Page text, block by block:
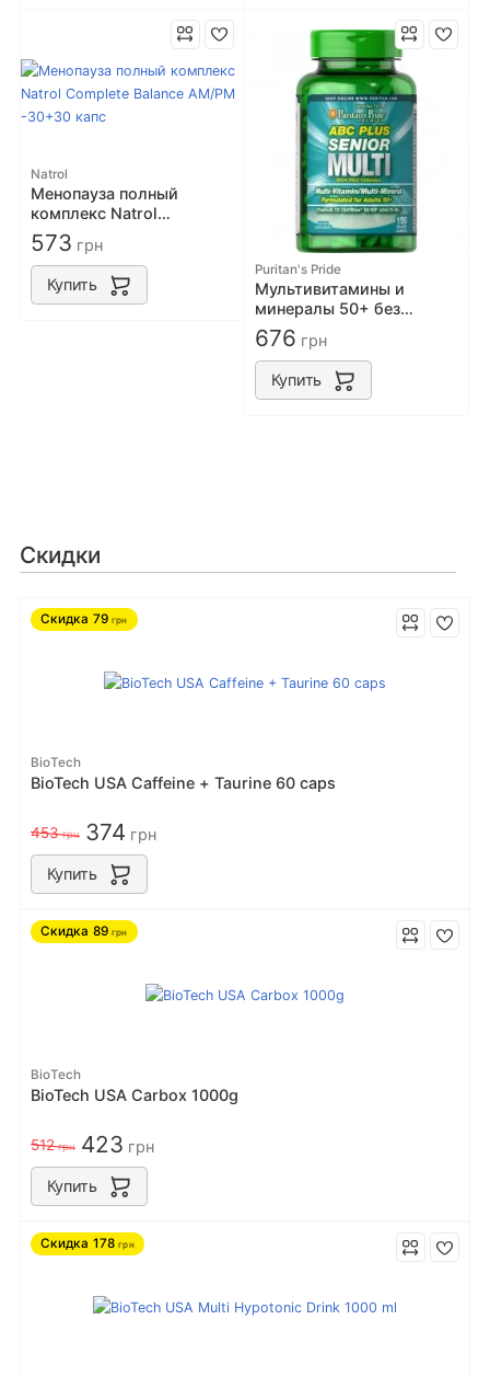
Natrol
Менопауза полный
комплекс Natrol
Complete Balance AM/PM
-30+30 капс
573 грн
Купить
Puritan's Pride
Мультивитамины и
минералы 50+ без
железа ABC PLUS Senior
Multivitamin 120tabs
676 грн
Купить
Скидки
Скидка 79 грн
BioTech
BioTech USA Caffeine + Taurine 60 caps
453грн 374 грн
Купить
Скидка 89 грн
BioTech
BioTech USA Carbox 1000g
512грн 423 грн
Купить
Скидка 178 грн